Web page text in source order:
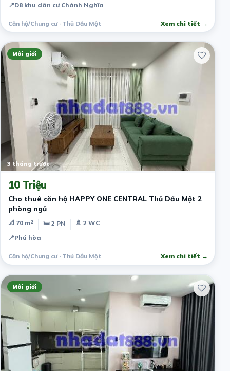
📍D8 khu dân cư Chánh Nghĩa
Căn hộ/Chung cư · Thủ Dầu Một Xem chi tiết →
Môi giới
3 tháng trước
10 Triệu
Cho thuê căn hộ HAPPY ONE CENTRAL Thủ Dầu Một 2
phòng ngủ
📐 70 m² 🛏 2 PN
🚿 2 WC
📍Phú hòa
Căn hộ/Chung cư · Thủ Dầu Một Xem chi tiết →
Môi giới